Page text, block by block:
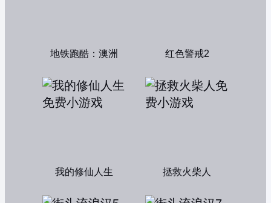
地铁跑酷：澳洲 红色警戒2
我的修仙人生 拯救火柴人